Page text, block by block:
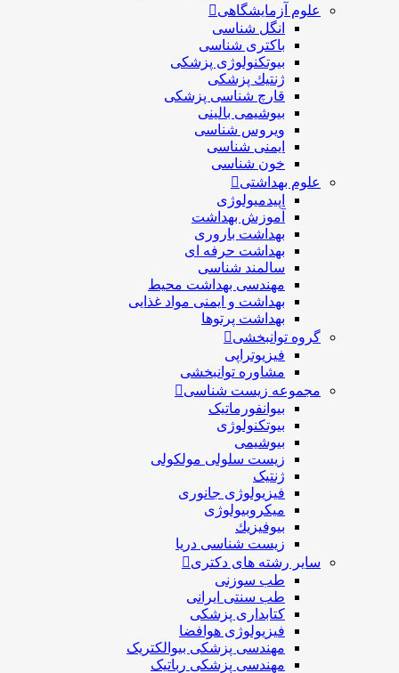
علوم آزمایشگاهی
انگل شناسی
باکتری شناسی
بیوتکنولوژی پزشکی
ژنتيك پزشکی
قارچ شناسی پزشكی
بیوشیمی بالینی
ویروس شناسی
ایمنی شناسی
خون شناسی
علوم بهداشتی
اپیدمیولوژی
آموزش بهداشت
بهداشت باروری
بهداشت حرفه ای
سالمند شناسی
مهندسی بهداشت محيط
بهداشت و ایمنی مواد غذایی
بهداشت پرتوها
گروه توانبخشی
فیزیوتراپی
مشاوره توانبخشی
مجموعه زیست شناسی
بیوانفورماتیک
بیوتکنولوژی
بیوشیمی
زیست سلولی مولکولی
ژنتیک
فیزیولوژی جانوری
میکروبیولوژی
بيوفيزيك
زیست شناسی دریا
سایر رشته های دکتری
طب سوزنی
طب سنتی ایرانی
کتابداری پزشکی
فیزیولوژی هوافضا
مهندسی پزشکی بیوالکتریک
مهندسی پزشکی رباتیک